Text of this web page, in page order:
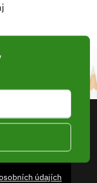
údajích